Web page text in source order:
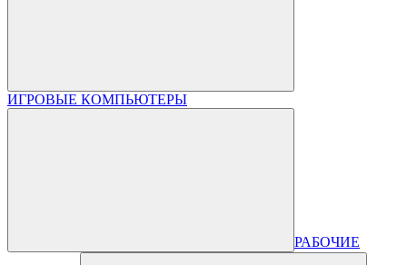
ИГРОВЫЕ КОМПЬЮТЕРЫ
РАБОЧИЕ